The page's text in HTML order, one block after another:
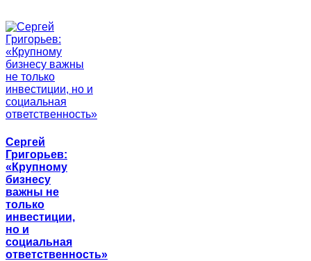
Сергей
Григорьев:
«Крупному
бизнесу
важны не
только
инвестиции,
но и
социальная
ответственность»